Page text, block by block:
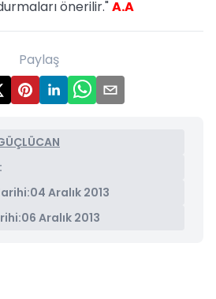
önerilir."A.A
Paylaş
04 Aralık 2013
06 Aralık 2013